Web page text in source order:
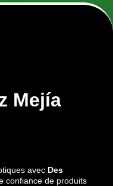
Mejía
avec Des
confiance de produits